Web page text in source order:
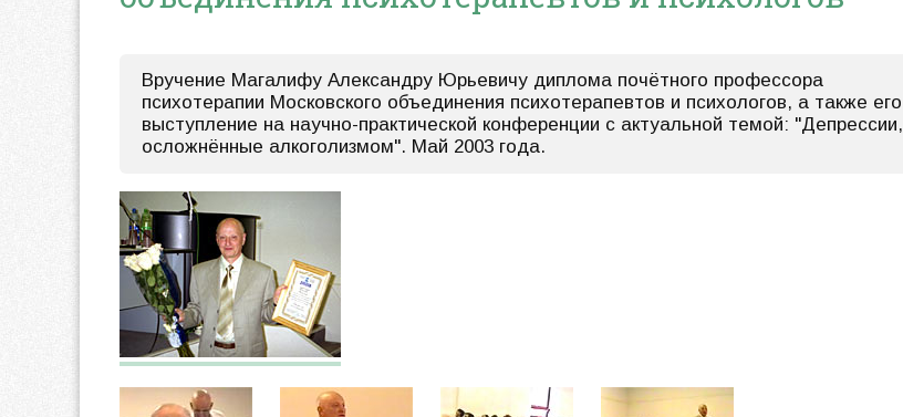
Вручение Магалифу Александру Юрьевичу диплома почётного профессора
психотерапии Московского объединения психотерапевтов и психологов, а также его
выступление на научно-практической конференции с актуальной темой: "Депрессии,
осложнённые алкоголизмом". Май 2003 года.